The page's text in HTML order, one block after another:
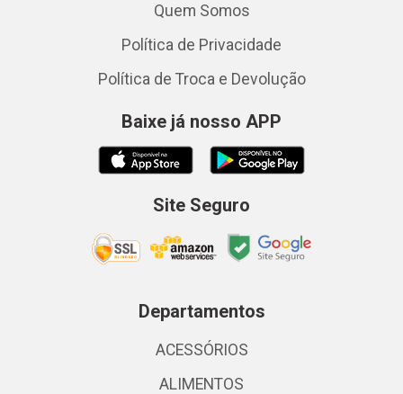
Quem Somos
Política de Privacidade
Política de Troca e Devolução
Baixe já nosso APP
Site Seguro
Departamentos
ACESSÓRIOS
ALIMENTOS